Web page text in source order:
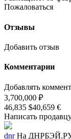
Пожаловаться
Отзывы
Добавить отзыв
Комментарии
Добавлять
3,700,000 ₽
46,835 $40,659 €
Написать
dnr На ДНРБЭЙ.РУ